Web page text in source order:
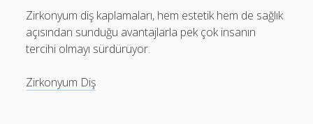
Zirkonyum diş kaplamaları, hem estetik hem de sağlık
açısından sunduğu avantajlarla pek çok insanın
tercihi olmayı sürdürüyor.
Zirkonyum Diş